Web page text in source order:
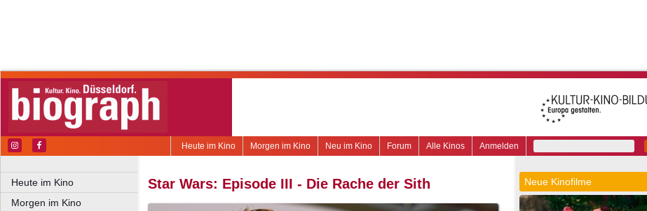
Anmelden
Alle Kinos
Forum
Neu im Kino
Morgen im Kino
Heute im Kino
Heute im Kino
Morgen im Kino
Star Wars: Episode III - Die Rache der Sith Neue Kinofilme